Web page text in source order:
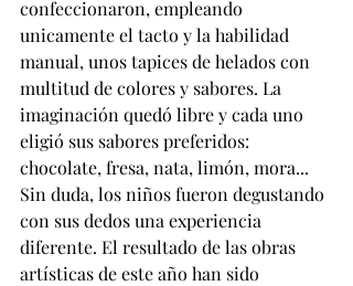
confeccionaron, empleando
unicamente el tacto y la habilidad
manual, unos tapices de helados con
multitud de colores y sabores. La
imaginación quedó libre y cada uno
eligió sus sabores preferidos:
chocolate, fresa, nata, limón, mora...
Sin duda, los niños fueron degustando
con sus dedos una experiencia
diferente. El resultado de las obras
artísticas de este año han sido